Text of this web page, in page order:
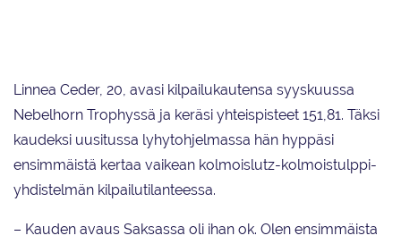
Linnea Ceder, 20, avasi kilpailukautensa syyskuussa
Nebelhorn Trophyssä ja keräsi yhteispisteet 151,81. Täksi
kaudeksi uusitussa lyhytohjelmassa hän hyppäsi
ensimmäistä kertaa vaikean kolmoislutz-kolmoistulppi-
yhdistelmän kilpailutilanteessa.
– Kauden avaus Saksassa oli ihan ok. Olen ensimmäista